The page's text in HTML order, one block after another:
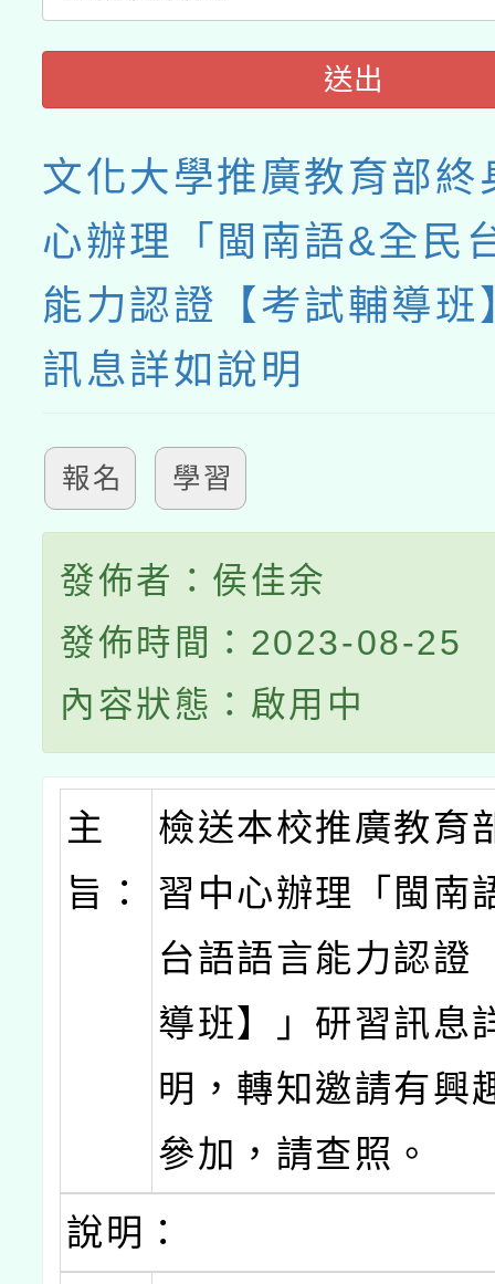
送出
文化大學推廣教育部終
心辦理「閩南語&全民
能力認證【考試輔導班
訊息詳如說明
報名 學習
發佈者：侯佳余
發佈時間：2023-08-25
內容狀態：啟用中
主
旨：
檢送本校推廣教育
習中心辦理「閩南
台語語言能力認證
導班】」研習訊息
明，轉知邀請有興
參加，請查照。
說明：